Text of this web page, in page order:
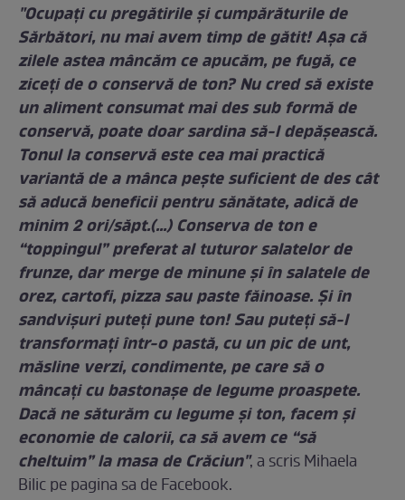
"Ocupați cu pregătirile și cumpărăturile de
Sărbători, nu mai avem timp de gătit! Așa că
zilele astea mâncăm ce apucăm, pe fugă, ce
ziceți de o conservă de ton? Nu cred să existe
un aliment consumat mai des sub formă de
conservă, poate doar sardina să-l depășească.
Tonul la conservă este cea mai practică
variantă de a mânca pește suficient de des cât
să aducă beneficii pentru sănătate, adică de
minim 2 ori/săpt.(...) Conserva de ton e
“toppingul” preferat al tuturor salatelor de
frunze, dar merge de minune și în salatele de
orez, cartofi, pizza sau paste făinoase. Și în
sandvișuri puteți pune ton! Sau puteți să-l
transformați într-o pastă, cu un pic de unt,
măsline verzi, condimente, pe care să o
mâncați cu bastonașe de legume proaspete.
Dacă ne săturăm cu legume și ton, facem și
economie de calorii, ca să avem ce “să
cheltuim” la masa de Crăciun", a scris Mihaela
Bilic pe pagina sa de Facebook.